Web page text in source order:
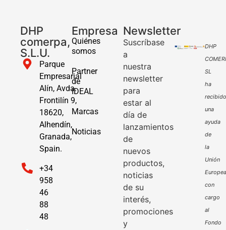
DHP
comerpa,
S.L.U.
Parque
Empresarial
Alín, Avda.
Frontilín 9,
18620,
Alhendín,
Granada,
Spain.
+34
958
46
88
48
Empresa
Quiénes
somos
Partner
de
IDEAL
Marcas
Noticias
Newsletter
Suscríbase
a
nuestra
newsletter
para
estar al
día de
lanzamientos
de
nuevos
productos,
noticias
de su
interés,
promociones
y
DHP
SL
ha
recibido
una
ayuda
de
la
Unión
Europea
con
cargo
al
Fondo